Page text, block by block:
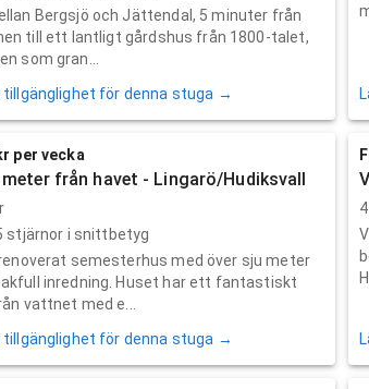
Bergsjö och Jättendal, 5 minuter från
till ett lantligt gårdshus från 1800-talet,
som gran...
tillgänglighet för denna stuga →
per vecka
från havet - Lingarö/Hudiksvall
stjärnor i snittbetyg
semesterhus med över sju meter
inredning. Huset har ett fantastiskt
vattnet med e...
tillgänglighet för denna stuga →